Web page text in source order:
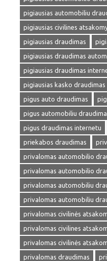
pigiausias automobiliu
pigiausias civilines
pigiausias draudimas
pigiausias draudimas
pigiausias draudimas
pigiausias kasko draudimas
pigus auto draudimas
pigus automobiliu
pigus draudimas internetu
priekabos draudimas
privalomas automobilio
privalomas automobilio
privalomas automobiliu
privalomas automobiliu
privalomas civilinės
privalomas civilines
privalomas civilinės
privalomas draudimas